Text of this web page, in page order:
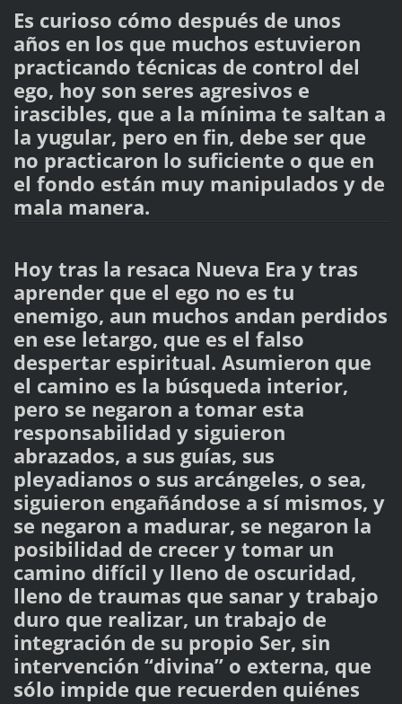
Es curioso cómo después de unos
años en los que muchos estuvieron
practicando técnicas de control del
ego, hoy son seres agresivos e
irascibles, que a la mínima te saltan a
la yugular, pero en fin, debe ser que
no practicaron lo suficiente o que en
el fondo están muy manipulados y de
mala manera.
Hoy tras la resaca Nueva Era y tras
aprender que el ego no es tu
enemigo, aun muchos andan perdidos
en ese letargo, que es el falso
despertar espiritual. Asumieron que
el camino es la búsqueda interior,
pero se negaron a tomar esta
responsabilidad y siguieron
abrazados, a sus guías, sus
pleyadianos o sus arcángeles, o sea,
siguieron engañándose a sí mismos, y
se negaron a madurar, se negaron la
posibilidad de crecer y tomar un
camino difícil y lleno de oscuridad,
lleno de traumas que sanar y trabajo
duro que realizar, un trabajo de
integración de su propio Ser, sin
intervención “divina” o externa, que
sólo impide que recuerden quiénes